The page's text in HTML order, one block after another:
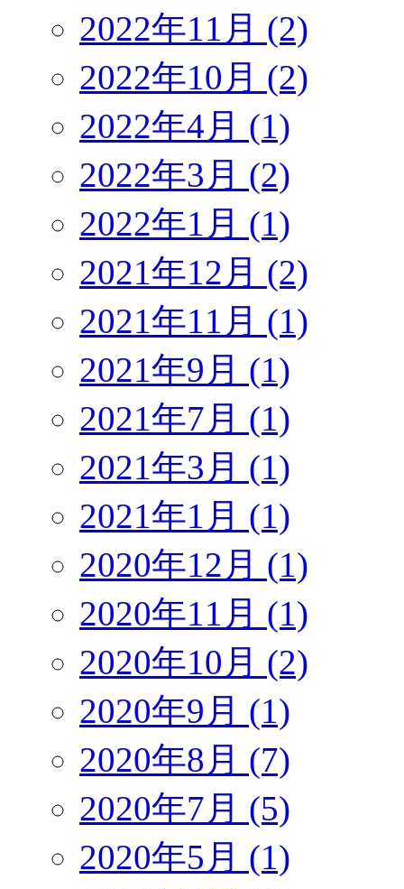
2022年11月 (2)
2022年10月 (2)
2022年4月 (1)
2022年3月 (2)
2022年1月 (1)
2021年12月 (2)
2021年11月 (1)
2021年9月 (1)
2021年7月 (1)
2021年3月 (1)
2021年1月 (1)
2020年12月 (1)
2020年11月 (1)
2020年10月 (2)
2020年9月 (1)
2020年8月 (7)
2020年7月 (5)
2020年5月 (1)